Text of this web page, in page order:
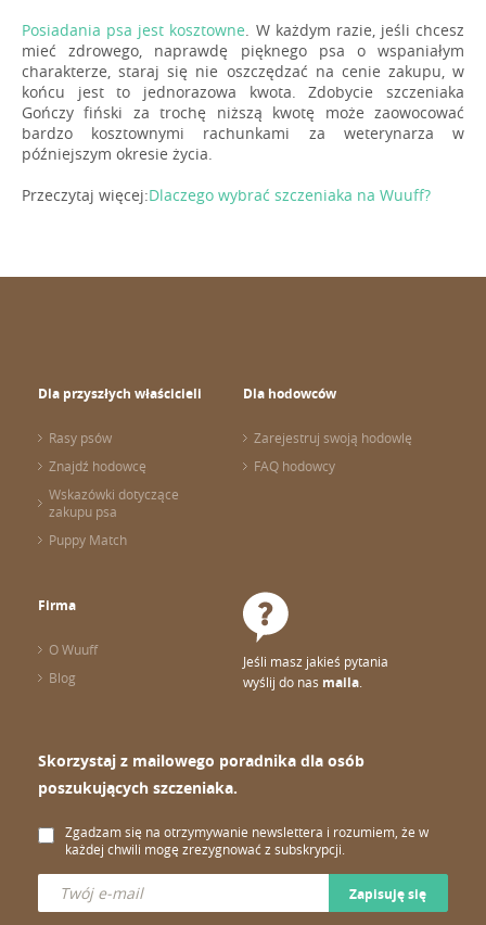
Posiadania psa jest kosztowne . W każdym razie, jeśli chcesz
mieć zdrowego, naprawdę pięknego psa o wspaniałym
charakterze, staraj się nie oszczędzać na cenie zakupu, w
końcu jest to jednorazowa kwota. Zdobycie szczeniaka
Gończy fiński za trochę niższą kwotę może zaowocować
bardzo kosztownymi rachunkami za weterynarza w
późniejszym okresie życia.
Przeczytaj więcej:Dlaczego wybrać szczeniaka na Wuuff?
Dla przyszłych właścicieli
Rasy psów
Znajdź hodowcę
Wskazówki dotyczące
zakupu psa
Puppy Match
Dla hodowców
Zarejestruj swoją hodowlę
FAQ hodowcy
Firma
O Wuuff
Blog
Jeśli masz jakieś pytania
wyślij do nas maila
Skorzystaj z mailowego poradnika dla osób
poszukujących szczeniaka.
Zgadzam się na otrzymywanie newslettera i rozumiem, że w
każdej chwili mogę zrezygnować z subskrypcji.
Zapisuję się